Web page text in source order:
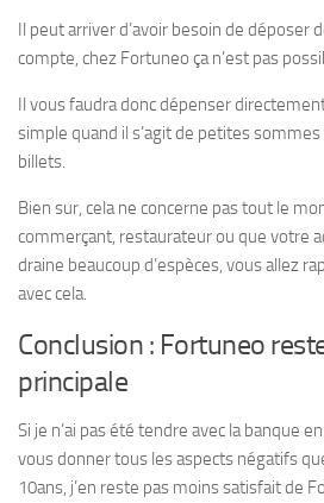
Il peut arriver d’avoir besoin de déposer
compte, chez Fortuneo ça n’est pas
Il vous faudra donc dépenser
simple quand il s’agit de petites
billets.
Bien sur, cela ne concerne pas tout le
commerçant, restaurateur ou que votre
draine beaucoup d’espèces, vous allez
avec cela.
Conclusion : Fortuneo
principale
Si je n’ai pas été tendre avec la banque
vous donner tous les aspects négatifs
10ans, j’en reste pas moins satisfait de